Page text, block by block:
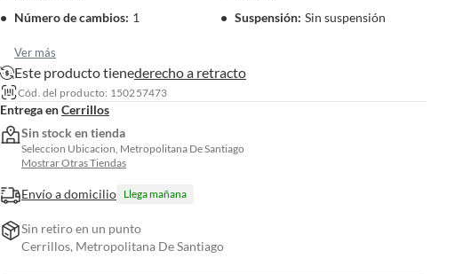
Número de cambios: 1 Suspensión: Sin suspensión
Ver más
Este producto tienederecho a retracto
Cód. del producto: 150257473
Entrega enCerrillos
Sin stock en tienda
Seleccion Ubicacion, Metropolitana De Santiago
Mostrar Otras Tiendas
Envío a domicilio Llega mañana
Sin retiro en un punto
Cerrillos, Metropolitana De Santiago